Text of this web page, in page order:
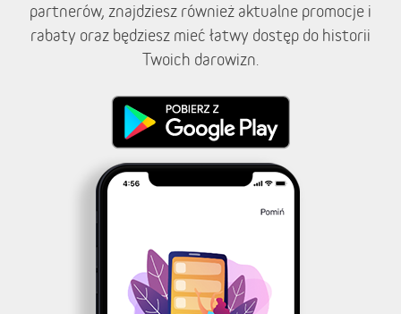
partnerów, znajdziesz również aktualne promocje i
rabaty oraz będziesz mieć łatwy dostęp do historii
Twoich darowizn.